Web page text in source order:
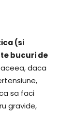
(si
bucuri de
aceea, daca
sa faci
gravide,